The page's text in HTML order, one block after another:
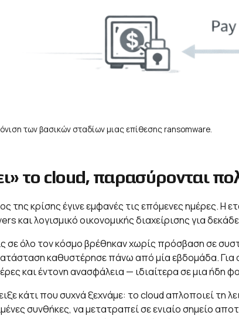
των βασικών σταδίων μιας επίθεσης ransomware.
το cloud, παρασύρονται
της κρίσης έγινε εμφανές τις επόμενες ημέρες. Η
και λογισμικό οικονομικής διαχείρισης για
σε όλο τον κόσμο βρέθηκαν χωρίς πρόσβαση σε
καθυστέρησε πάνω από μία εβδομάδα.
και έντονη ανασφάλεια — ιδιαίτερα σε μια ήδη
κάτι που συχνά ξεχνάμε: το cloud απλοποιεί τη
συνθήκες, να μετατραπεί σε ενιαίο σημείο